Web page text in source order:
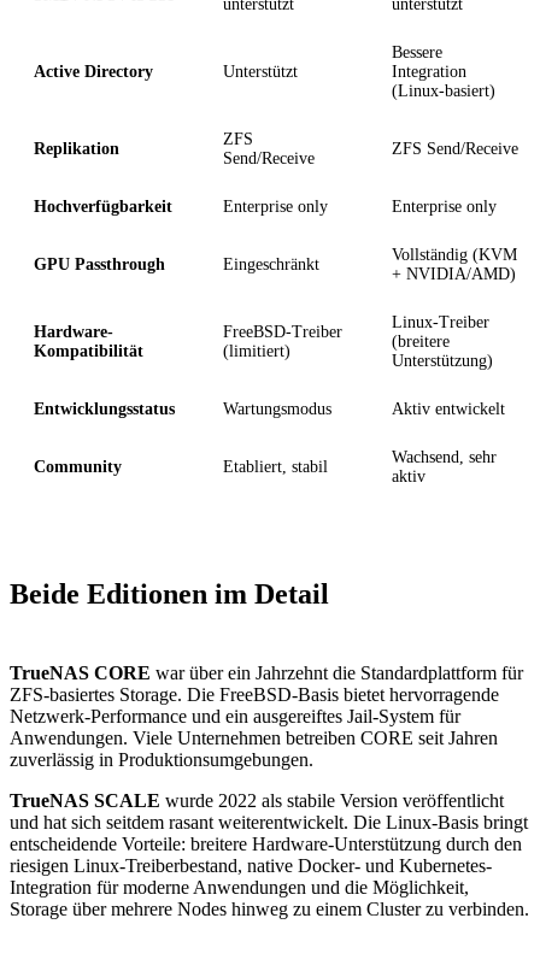
unterstützt
unterstützt
Active Directory Unterstützt
Bessere
Integration
(Linux-basiert)
Replikation
ZFS
Send/Receive
ZFS Send/Receive
Hochverfügbarkeit Enterprise only Enterprise only
GPU Passthrough Eingeschränkt
Vollständig (KVM
+ NVIDIA/AMD)
Hardware-
Kompatibilität
FreeBSD-Treiber
(limitiert)
Linux-Treiber
(breitere
Unterstützung)
Entwicklungsstatus Wartungsmodus Aktiv entwickelt
Community Etabliert, stabil
Wachsend, sehr
aktiv
Beide Editionen im Detail
TrueNAS CORE war über ein Jahrzehnt die Standardplattform für
ZFS-basiertes Storage. Die FreeBSD-Basis bietet hervorragende
Netzwerk-Performance und ein ausgereiftes Jail-System für
Anwendungen. Viele Unternehmen betreiben CORE seit Jahren
zuverlässig in Produktionsumgebungen.
TrueNAS SCALE wurde 2022 als stabile Version veröffentlicht
und hat sich seitdem rasant weiterentwickelt. Die Linux-Basis bringt
entscheidende Vorteile: breitere Hardware-Unterstützung durch den
riesigen Linux-Treiberbestand, native Docker- und Kubernetes-
Integration für moderne Anwendungen und die Möglichkeit,
Storage über mehrere Nodes hinweg zu einem Cluster zu verbinden.